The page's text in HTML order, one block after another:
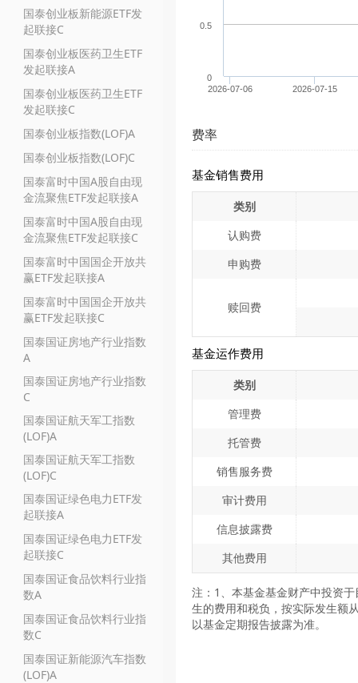
国泰创业板新能源ETF发
起联接C
国泰创业板医药卫生ETF
发起联接A
国泰创业板医药卫生ETF
发起联接C
国泰创业板指数(LOF)A
国泰创业板指数(LOF)C
国泰富时中国A股自由现
金流聚焦ETF发起联接A
国泰富时中国A股自由现
金流聚焦ETF发起联接C
国泰富时中国国企开放共
赢ETF发起联接A
国泰富时中国国企开放共
赢ETF发起联接C
国泰国证房地产行业指数
A
国泰国证房地产行业指数
C
国泰国证航天军工指数
(LOF)A
国泰国证航天军工指数
(LOF)C
国泰国证绿色电力ETF发
起联接A
国泰国证绿色电力ETF发
起联接C
国泰国证食品饮料行业指
数A
国泰国证食品饮料行业指
数C
国泰国证新能源汽车指数
(LOF)A
2026-07-06 2026-07-15
0
0.5
费率
基金销售费用
类别
认购费
申购费
赎回费
基金运作费用
类别
管理费
托管费
销售服务费
审计费用
信息披露费
其他费用
注：1、本基金基金财产中投资
生的费用和税负，按实际发生额
以基金定期报告披露为准。